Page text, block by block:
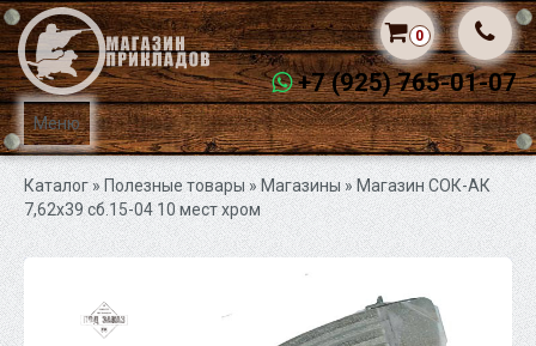
Меню
+7 (925) 765-01-07
0
Каталог» Полезные товары »Магазины» Магазин СОК-АК
7,62х39 сб.15-04 10 мест хром